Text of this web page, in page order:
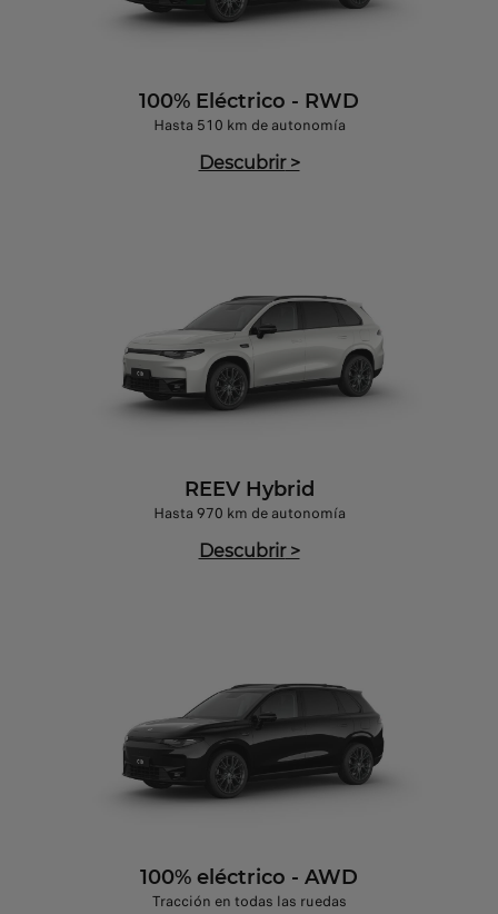
100% Eléctrico - RWD
Hasta 510 km de autonomía
Descubrir>
REEV Hybrid
Hasta 970 km de autonomía
Descubrir>
100% eléctrico - AWD
Tracción en todas las ruedas